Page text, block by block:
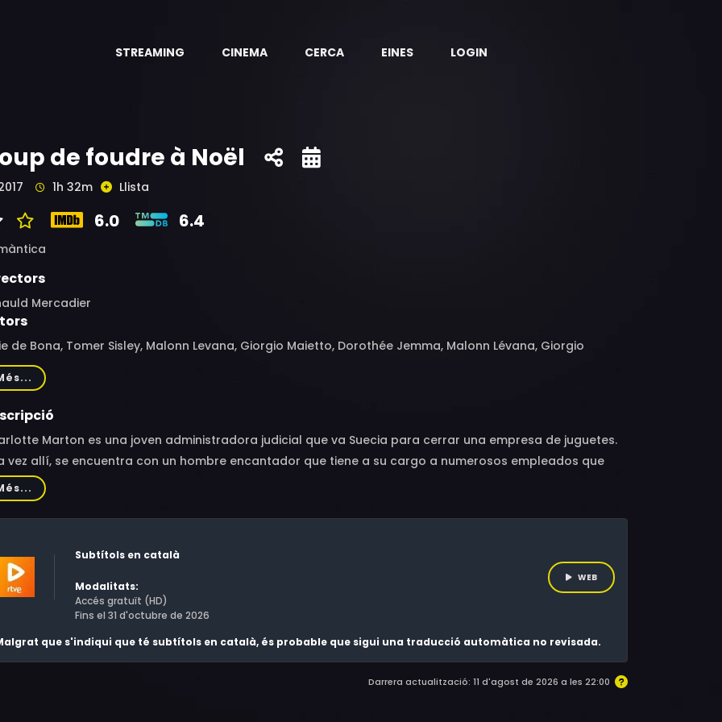
STREAMING CINEMA CERCA EINES LOGIN
de foudre à Noël
1h 32m Llista
6.0 6.4
Mercadier
de Bona, Tomer Sisley, Malonn Levana, Giorgio Maietto, Dorothée Jemma, Malonn Lévana, Giorgio
Gianni Giardinelli, William Robquin, Christian Bouillette, Mirka Valova, Janicke Askevold, Oussama
Ivan Mathias Peterson, Luca Nils Mertel, Louisy Joseph, Anaïs Delva, Tatiana Werner, Laurent
Erik Svane, Jules Baudat
Marton es una joven administradora judicial que va Suecia para cerrar una empresa de juguetes.
vez allí, se encuentra con un hombre encantador que tiene a su cargo a numerosos empleados que
mantener su puesto de trabajo.
Subtítols en català
Modalitats:
Accés gratuït (HD)
Fins el 31 d'octubre de 2026
WEB
que s'indiqui que té subtítols en català, és probable que sigui una traducció automàtica no revisada.
Darrera actualització: 11 d'agost de 2026 a les 22:00